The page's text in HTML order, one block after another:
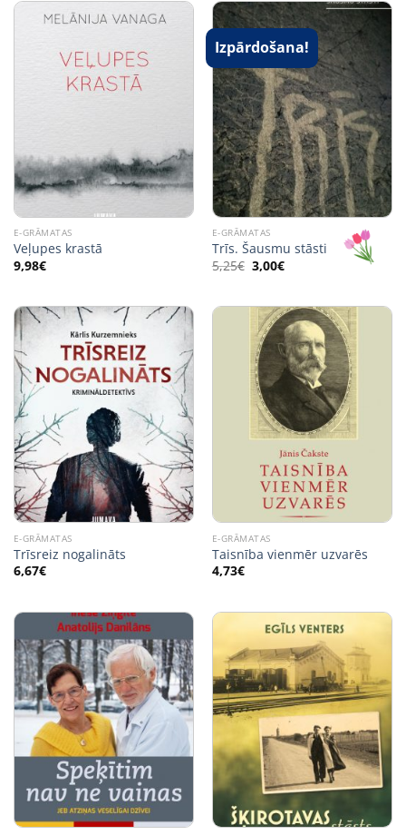
E-GRĀMATAS
Veļupes krastā
9,98€
Izpārdošana!
E-GRĀMATAS
Trīs. Šausmu stāsti
5,25€ Original
price
3,00€Current
price
E-GRĀMATAS
Trīsreiz nogalināts
6,67€
E-GRĀMATAS
Taisnība vienmēr uzvarēs
4,73€